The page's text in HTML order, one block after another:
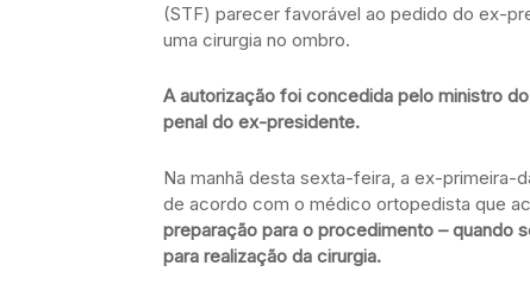
(STF) parecer favorável ao pedido do ex-
uma cirurgia no ombro.
A autorização foi concedida pelo ministro
penal do ex-presidente.
Na manhã desta sexta-feira, a ex-primeira-
de acordo com o médico ortopedista que
preparação para o procedimento – quando
para realização da cirurgia.